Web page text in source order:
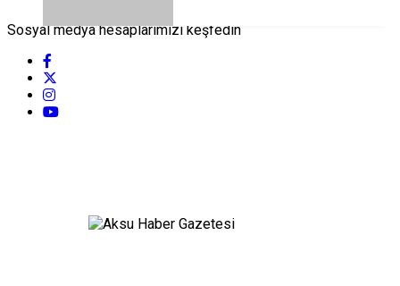
Sosyal medya hesaplarımızı keşfedin